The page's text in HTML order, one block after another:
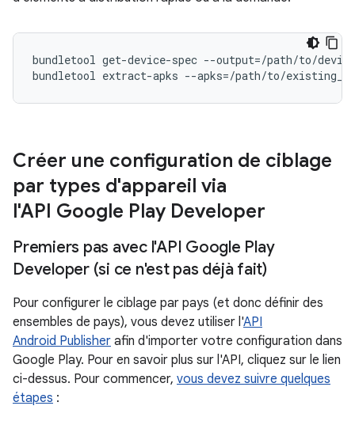
bundletool get-device-spec --output=/path/to/
Créer une configuration de ciblage
par types d'appareil via
l'API Google Play Developer
Premiers pas avec l'API Google Play
Developer (si ce n'est pas déjà fait)
Pour configurer le ciblage par pays (et donc définir des
ensembles de pays), vous devez utiliser l'API
Android Publisher afin d'importer votre configuration dans
Google Play. Pour en savoir plus sur l'API, cliquez sur le lien
ci-dessus. Pour commencer, vous devez suivre quelques
étapes :